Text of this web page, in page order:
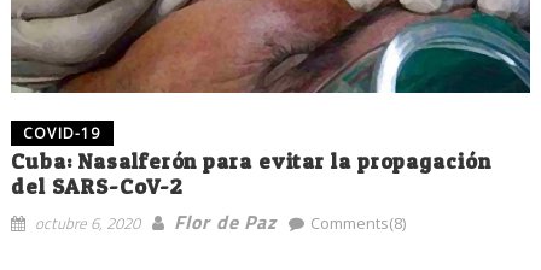
COVID-19
Cuba: Nasalferón para evitar la propagación
del SARS-CoV-2
octubre 6, 2020 Flor de Paz Comments(8)